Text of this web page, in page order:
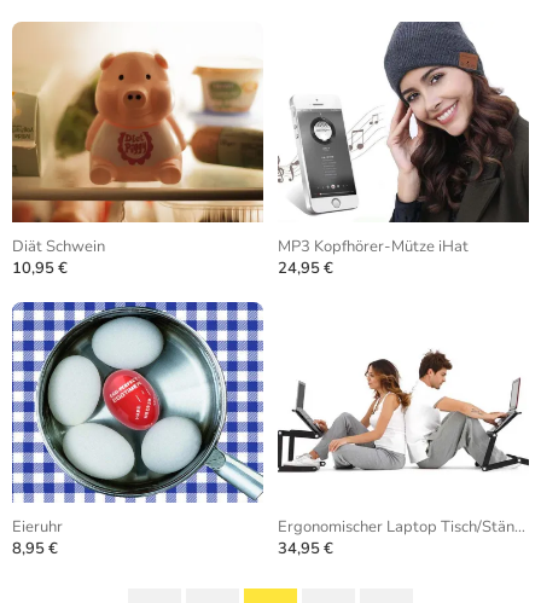
Diät Schwein
10,95 €
MP3 Kopfhörer-Mütze iHat
24,95 €
Eieruhr
8,95 €
Ergonomischer Laptop Tisch/Ständer
34,95 €